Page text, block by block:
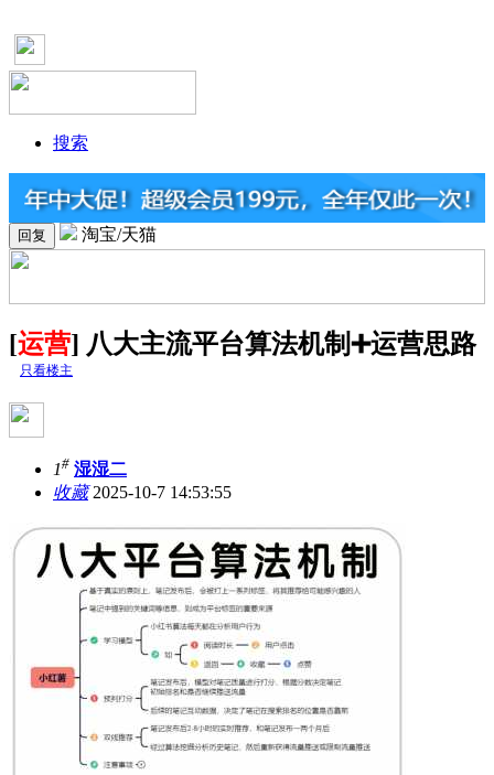
搜索
回复 淘宝/天猫
[运营] 八大主流平台算法机制➕运营思路
只看楼主
1# 湿湿二
收藏2025-10-7 14:53:55